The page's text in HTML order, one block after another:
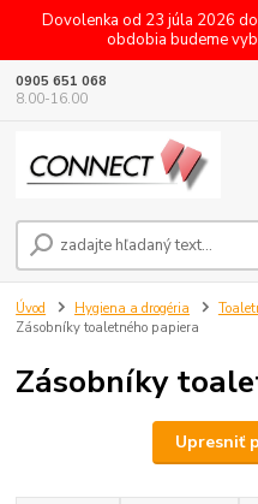
Dovolenka od 23 júla 2026
obdobia budeme
0905 651 068
8.00-16.00
Úvod Hygiena a drogéria
Zásobníky toaletného papiera
Zásobníky
Upresniť